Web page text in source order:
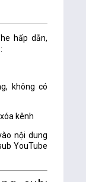
hấp dẫn,
không có
kênh
nội dung
YouTube